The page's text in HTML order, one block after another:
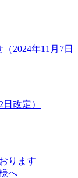
2024年11月7日
改定）
ります
へ